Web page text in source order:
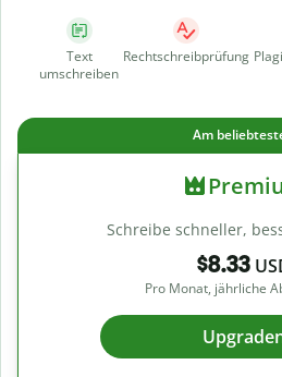
Text
umschreiben
Rechtschreibprüfung
Am
Schreibe schneller,
$8.33
Pro Monat, jährliche